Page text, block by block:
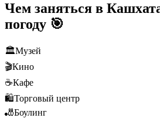
Чем заняться в
погоду 🎯
🏛️Музей
🎬Кино
☕Кафе
🛍️Торговый центр
🎳Боулинг